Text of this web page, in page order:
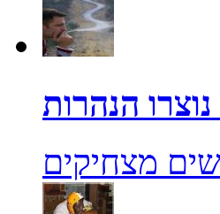
נוצרו הנהרות
מצחיקים